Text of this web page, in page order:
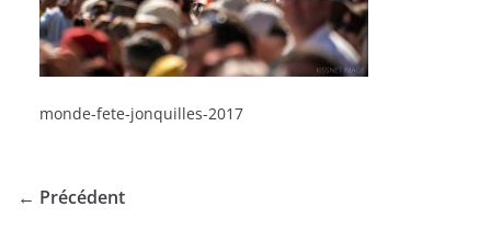
monde-fete-jonquilles-2017
← Précédent